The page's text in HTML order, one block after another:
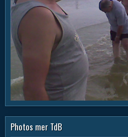
Photos mer TdB